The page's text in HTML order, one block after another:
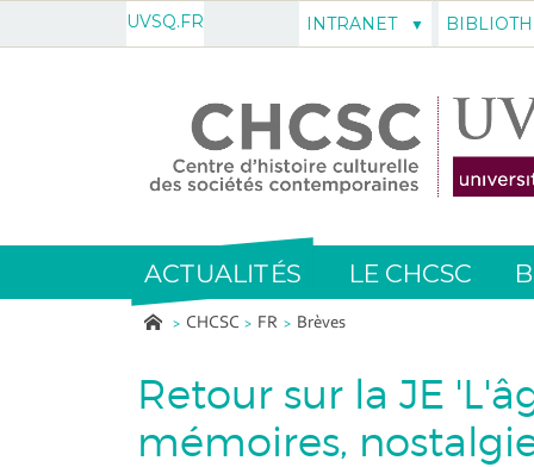
UVSQ.FR
ACTUALITÉS LE CHCSC
CHCSC FR Brèves
Retour sur la JE
mémoires,
INTRANET